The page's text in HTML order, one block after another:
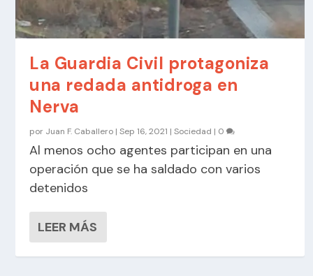
La Guardia Civil protagoniza
una redada antidroga en
Nerva
por Juan F. Caballero |Sep 16, 2021 |Sociedad | 0
Al menos ocho agentes participan en una
operación que se ha saldado con varios
detenidos
LEER MÁS